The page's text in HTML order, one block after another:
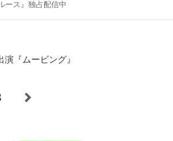
ース』独占配信中
『ムービング』